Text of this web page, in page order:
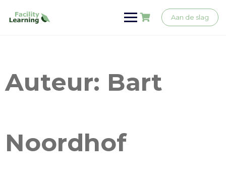
Aan de slag
Auteur: Bart
Noordhof